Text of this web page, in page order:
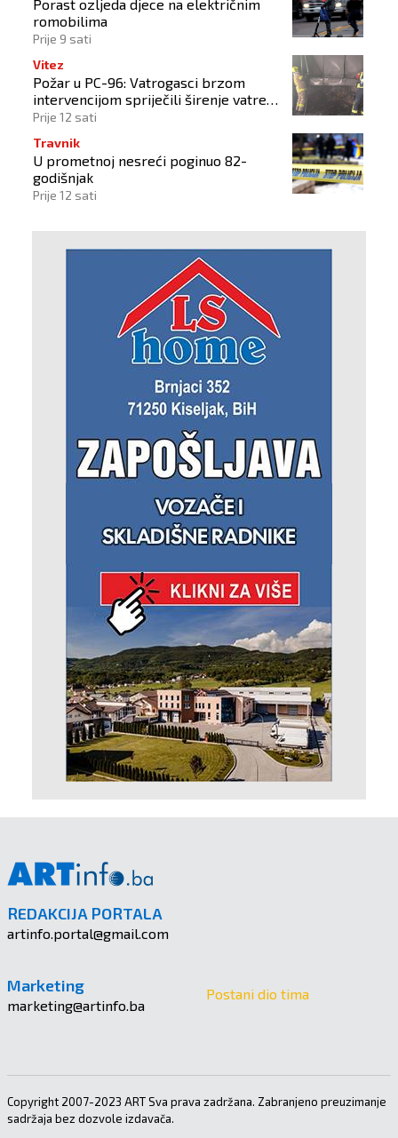
Porast ozljeda djece na električnim
romobilima
Prije 9 sati
Vitez
Požar u PC-96: Vatrogasci brzom
intervencijom spriječili širenje vatre
na okolne objekte
Prije 12 sati
Travnik
U prometnoj nesreći poginuo 82-
godišnjak
Prije 12 sati
REDAKCIJA PORTALA
artinfo.portal@gmail.com
Marketing
marketing@artinfo.ba
Postani dio tima
Copyright 2007-2023 ART Sva prava zadržana. Zabranjeno preuzimanje
sadržaja bez dozvole izdavača.